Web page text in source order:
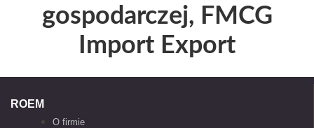
gospodarczej, FMCG
Import Export
ROEM
O firmie